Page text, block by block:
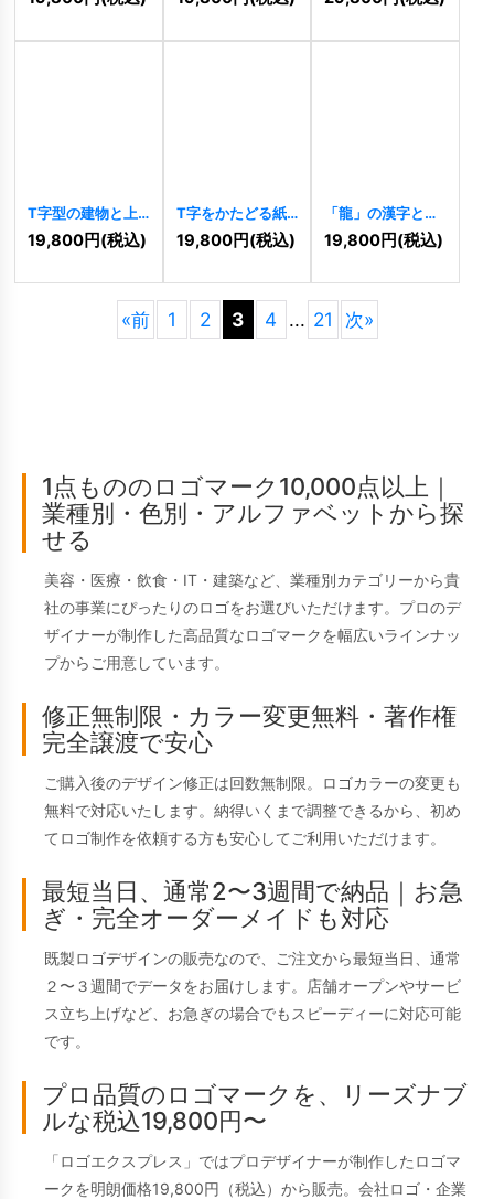
学ロゴ [ 9790] 9792
ロゴ
9786]
T字型の建物と上
昇を表すロゴ
9776
19,800円(税込)
T字をかたどる紙
飛行機ロゴ
9765
19,800円(税込)
「龍」の漢字と盾
の力強いロゴ
9763 ]
19,800円(税込)
«前 1 2 3 4 ... 21 次»
1点もののロゴマーク10,000点以上｜
業種別・色別・アルファベットから探
せる
美容・医療・飲食・IT・建築など、業種別カテゴリーから貴
社の事業にぴったりのロゴをお選びいただけます。プロのデ
ザイナーが制作した高品質なロゴマークを幅広いラインナッ
プからご用意しています。
修正無制限・カラー変更無料・著作権
完全譲渡で安心
ご購入後のデザイン修正は回数無制限。ロゴカラーの変更も
無料で対応いたします。納得いくまで調整できるから、初め
てロゴ制作を依頼する方も安心してご利用いただけます。
最短当日、通常2〜3週間で納品｜お急
ぎ・完全オーダーメイドも対応
既製ロゴデザインの販売なので、ご注文から最短当日、通常
２〜３週間でデータをお届けします。店舗オープンやサービ
ス立ち上げなど、お急ぎの場合でもスピーディーに対応可能
です。
プロ品質のロゴマークを、リーズナブ
ルな税込19,800円〜
「ロゴエクスプレス」ではプロデザイナーが制作したロゴマ
ークを明朗価格19,800円（税込）から販売。会社ロゴ・企業